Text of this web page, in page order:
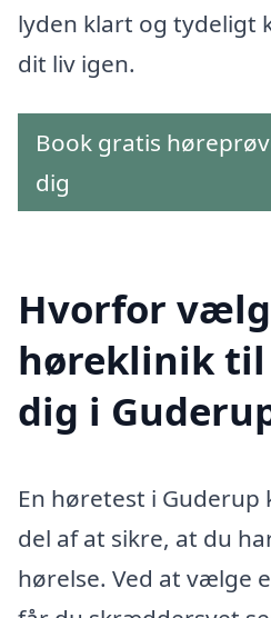
lyden klart og tydeligt
dit liv igen.
Book gratis
dig
Hvorfor
høreklinik til
dig i
En høretest i
del af at sikre, at du
hørelse. Ved at vælge